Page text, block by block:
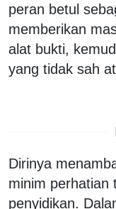
peran betul
memberikan
alat bukti,
yang tidak sah
Dirinya
minim perhatian
penyidikan.